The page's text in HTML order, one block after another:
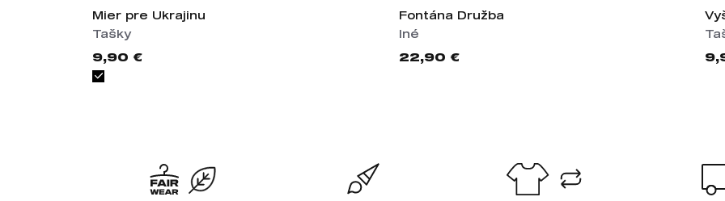
Mier pre Ukrajinu
Tašky
9,90 €
Fontána Družba
Iné
22,90 €